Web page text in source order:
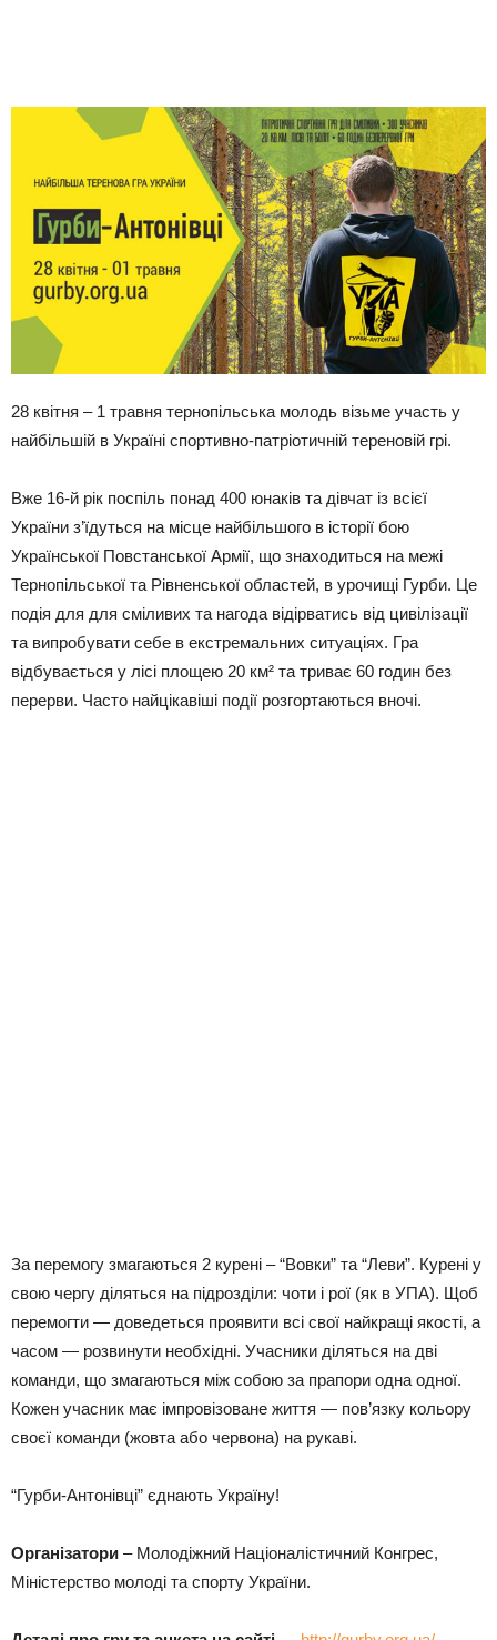
28 квітня – 1 травня тернопільська молодь візьме участь у
найбільшій в Україні спортивно-патріотичній тереновій грі.
Вже 16-й рік поспіль понад 400 юнаків та дівчат із всієї
України з’їдуться на місце найбільшого в історії бою
Української Повстанської Армії, що знаходиться на межі
Тернопільської та Рівненської областей, в урочищі Гурби. Це
подія для для сміливих та нагода відірватись від цивілізації
та випробувати себе в екстремальних ситуаціях. Гра
відбувається у лісі площею 20 км² та триває 60 годин без
перерви. Часто найцікавіші події розгортаються вночі.
За перемогу змагаються 2 курені – “Вовки” та “Леви”. Курені у
свою чергу діляться на підрозділи: чоти і рої (як в УПА). Щоб
перемогти — доведеться проявити всі свої найкращі якості, а
часом — розвинути необхідні. Учасники діляться на дві
команди, що змагаються між собою за прапори одна одної.
Кожен учасник має імпровізоване життя — пов’язку кольору
своєї команди (жовта або червона) на рукаві.
“Гурби-Антонівці” єднають Україну!
Організатори – Молодіжний Націоналістичний Конгрес,
Міністерство молоді та спорту України.